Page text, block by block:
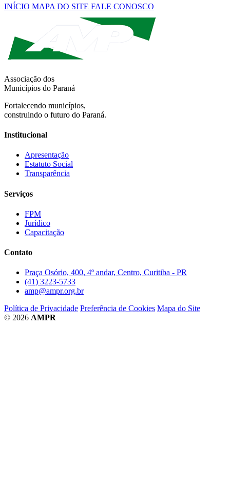
INÍCIO MAPA DO SITE FALE CONOSCO
Associação dos
Municípios do Paraná
Fortalecendo municípios,
construindo o futuro do Paraná.
Institucional
Apresentação
Estatuto Social
Transparência
Serviços
FPM
Jurídico
Capacitação
Contato
Praça Osório, 400, 4º andar, Centro, Curitiba - PR
(41) 3223-5733
amp@ampr.org.br
Política de Privacidade Preferência de Cookies Mapa do Site
© 2026 AMPR